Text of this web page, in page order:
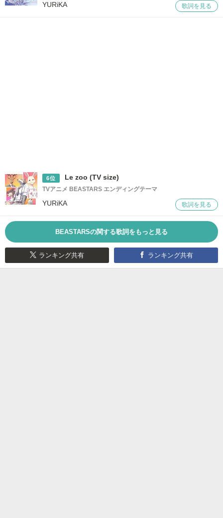
YURiKA 歌詞を見る
6位 Le zoo (TV size)
TVアニメ BEASTARS エンディングテーマ
YURiKA 歌詞を見る
BEASTARSの関する歌詞をもっと見る
ランキング共有 ランキング共有